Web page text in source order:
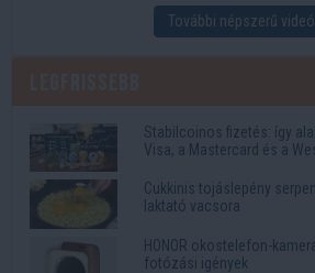
További népszerű
Stabilcoinos fizetés: így
Visa, a Mastercard és a
Cukkinis tojáslepény
laktató vacsora
HONOR okostelefon-
fotózási igények